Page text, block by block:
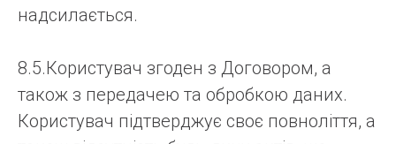
надсилається.
8.5.Користувач згоден з Договором, а
також з передачею та обробкою даних.
Користувач підтверджує своє повноліття, а